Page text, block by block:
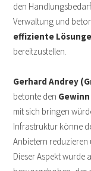
den
Verwaltung und
effiziente
bereitzustellen.
Gerhard Andrey
betonte den
mit sich bringen
Infrastruktur könne
Anbietern reduzieren
Dieser Aspekt wurde